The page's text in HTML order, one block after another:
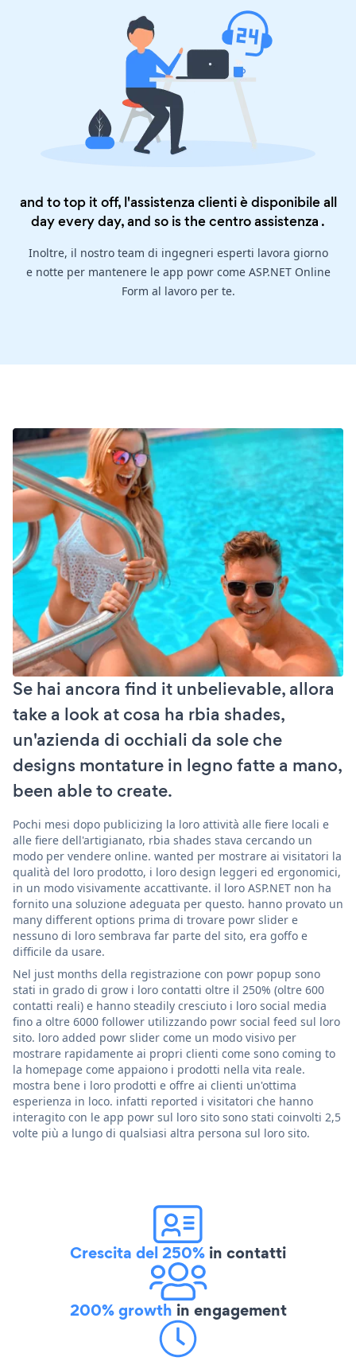
and to top it off, l'assistenza clienti è disponibile all
day every day, and so is thecentro assistenza .
Inoltre, il nostro team di ingegneri esperti lavora giorno
e notte per mantenere le app powr come ASP.NET Online
Form al lavoro per te.
Se hai ancora find it unbelievable, allora
take a look at cosa ha rbia shades,
un'azienda di occhiali da sole che
designs montature in legno fatte a mano,
been able to create.
Pochi mesi dopo publicizing la loro attività alle fiere locali e
alle fiere dell'artigianato, rbia shades stava cercando un
modo per vendere online. wanted per mostrare ai visitatori la
qualità del loro prodotto, i loro design leggeri ed ergonomici,
in un modo visivamente accattivante. il loro ASP.NET non ha
fornito una soluzione adeguata per questo. hanno provato un
many different options prima di trovare powr slider e
nessuno di loro sembrava far parte del sito, era goffo e
difficile da usare.
Nel just months della registrazione con powr popup sono
stati in grado di grow i loro contatti oltre il 250% (oltre 600
contatti reali) e hanno steadily cresciuto i loro social media
fino a oltre 6000 follower utilizzando powr social feed sul loro
sito. loro added powr slider come un modo visivo per
mostrare rapidamente ai propri clienti come sono coming to
la homepage come appaiono i prodotti nella vita reale.
mostra bene i loro prodotti e offre ai clienti un'ottima
esperienza in loco. infatti reported i visitatori che hanno
interagito con le app powr sul loro sito sono stati coinvolti 2,5
volte più a lungo di qualsiasi altra persona sul loro sito.
Crescita del 250% in contatti
200% growth in engagement